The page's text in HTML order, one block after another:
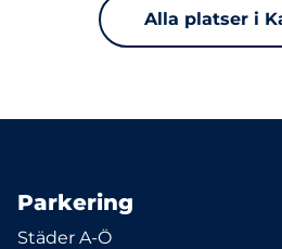
Alla platser i
Parkering
Städer A-Ö